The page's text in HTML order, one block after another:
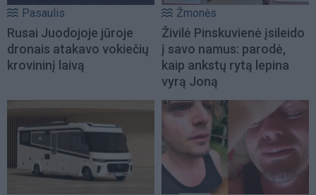
Pasaulis
Rusai Juodojoje jūroje
dronais atakavo vokiečių
krovininį laivą
Žmonės
Živilė Pinskuvienė įsileido
į savo namus: parodė,
kaip ankstų rytą lepina
vyrą Joną